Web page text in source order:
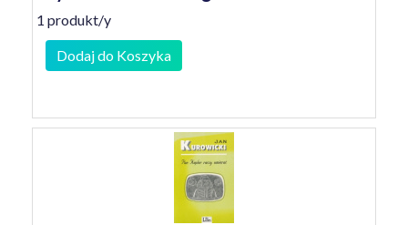
1 produkt/y
Dodaj do Koszyka